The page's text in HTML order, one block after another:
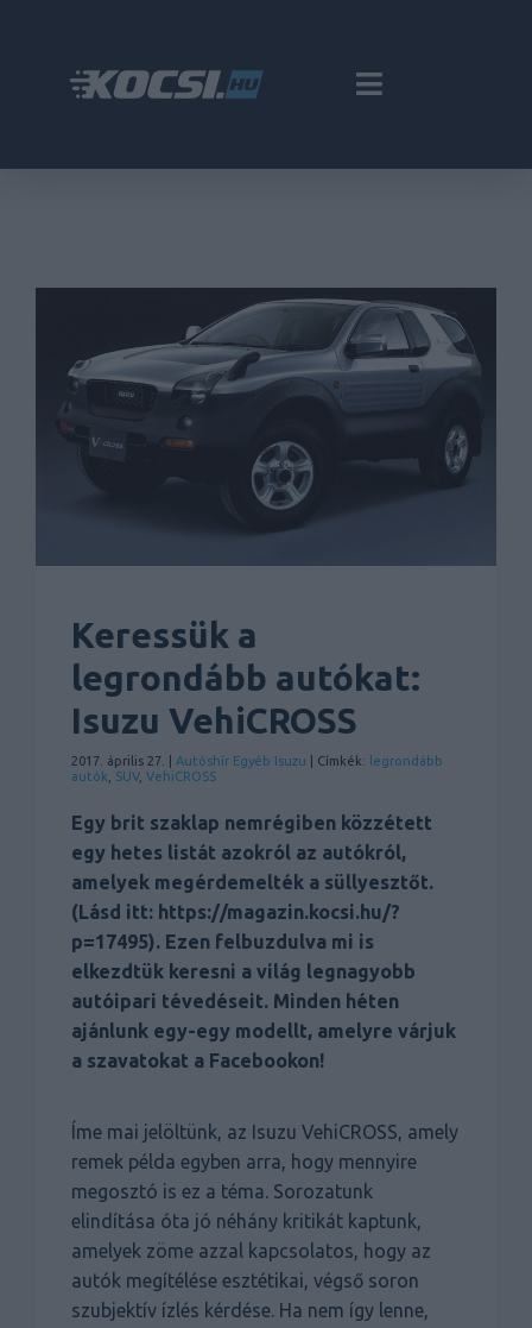
Keressük a
legrondább autókat:
Isuzu VehiCROSS
2017. április 27. | Autóshír Egyéb Isuzu | Címkék:
legrondább
autók
SUV, VehiCROSS
Egy brit szaklap nemrégiben közzétett
egy hetes listát azokról az autókról,
amelyek megérdemelték a süllyesztőt.
(Lásd itt: https://magazin.kocsi.hu/?
p=17495). Ezen felbuzdulva mi is
elkezdtük keresni a világ legnagyobb
autóipari tévedéseit. Minden héten
ajánlunk egy-egy modellt, amelyre várjuk
a szavatokat a Facebookon!
Íme mai jelöltünk, az Isuzu VehiCROSS, amely
remek példa egyben arra, hogy mennyire
megosztó is ez a téma. Sorozatunk
elindítása óta jó néhány kritikát kaptunk,
amelyek zöme azzal kapcsolatos, hogy az
autók megítélése esztétikai, végső soron
szubjektív ízlés kérdése. Ha nem így lenne,